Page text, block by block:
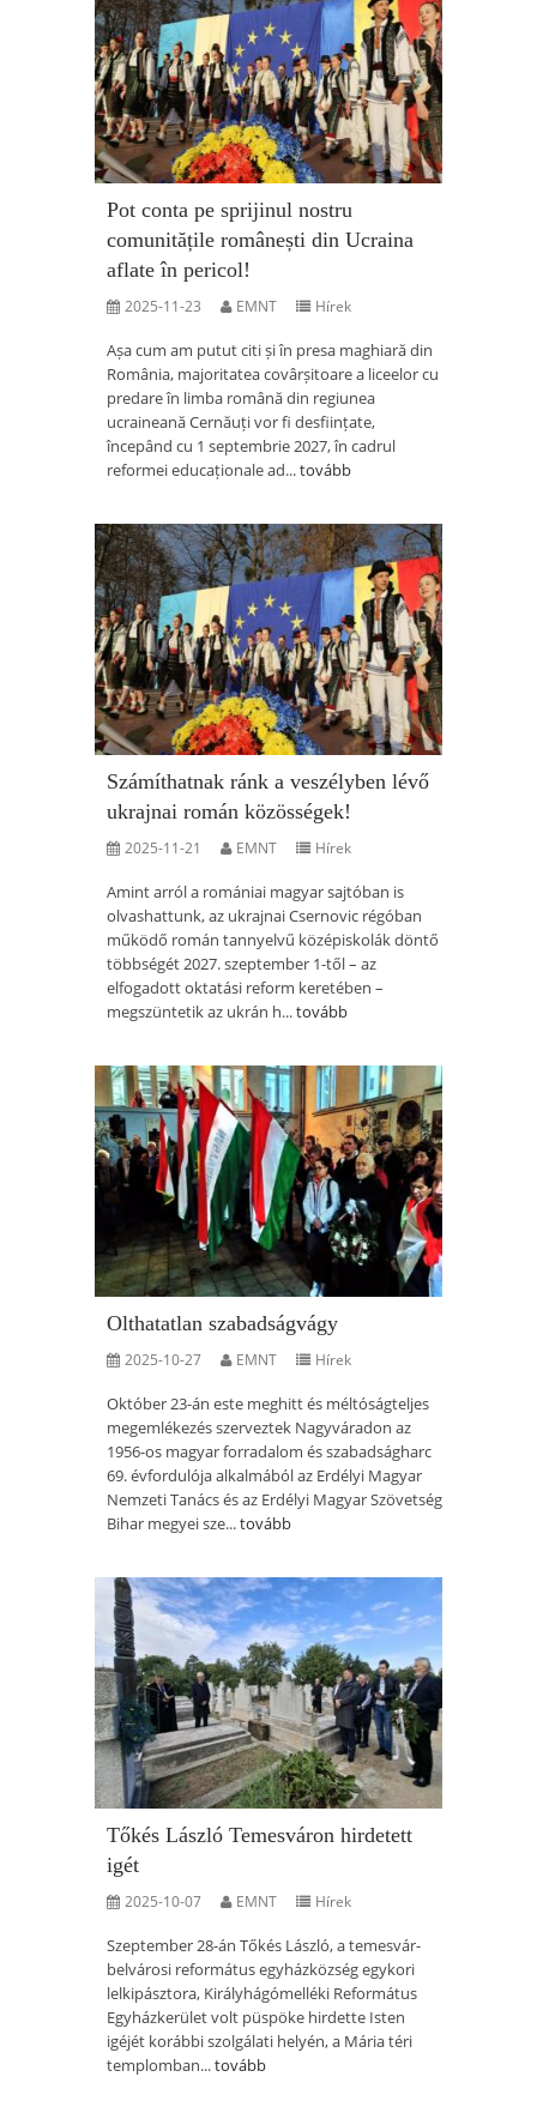
Pot conta pe sprijinul nostru
comunitățile românești din Ucraina
aflate în pericol!
2025-11-23 EMNT Hírek
Așa cum am putut citi și în presa maghiară din
România, majoritatea covârșitoare a liceelor cu
predare în limba română din regiunea
ucraineană Cernăuți vor fi desființate,
începând cu 1 septembrie 2027, în cadrul
reformei educaționale ad...tovább
Számíthatnak ránk a veszélyben lévő
ukrajnai román közösségek!
2025-11-21 EMNT Hírek
Amint arról a romániai magyar sajtóban is
olvashattunk, az ukrajnai Csernovic régóban
működő román tannyelvű középiskolák döntő
többségét 2027. szeptember 1-től – az
elfogadott oktatási reform keretében –
megszüntetik az ukrán h...tovább
Olthatatlan szabadságvágy
2025-10-27 EMNT Hírek
Október 23-án este meghitt és méltóságteljes
megemlékezés szerveztek Nagyváradon az
1956-os magyar forradalom és szabadságharc
69. évfordulója alkalmából az Erdélyi Magyar
Nemzeti Tanács és az Erdélyi Magyar Szövetség
Bihar megyei sze...tovább
Tőkés László Temesváron hirdetett
igét
2025-10-07 EMNT Hírek
Szeptember 28-án Tőkés László, a temesvár-
belvárosi református egyházközség egykori
lelkipásztora, Királyhágómelléki Református
Egyházkerület volt püspöke hirdette Isten
igéjét korábbi szolgálati helyén, a Mária téri
templomban...tovább